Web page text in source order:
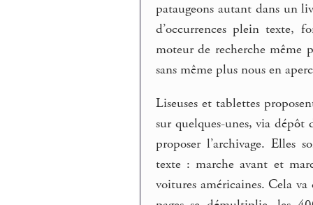
pataugeons autant dans un
d’occurrences plein texte,
moteur de recherche même
sans même plus nous en
Liseuses et tablettes
sur quelques-unes, via dépôt
proposer l’archivage. Elles
texte : marche avant et
voitures américaines. Cela